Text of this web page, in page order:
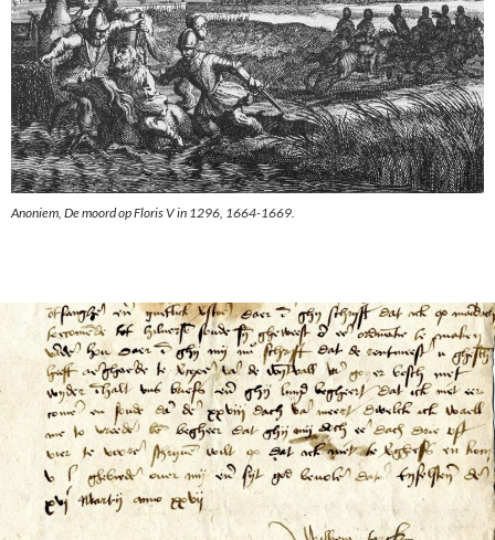
Anoniem, De moord op Floris V in 1296, 1664-1669.